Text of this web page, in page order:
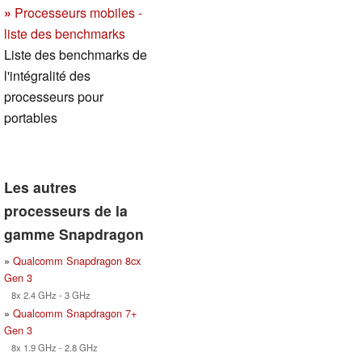
» Processeurs mobiles -
liste des benchmarks
Liste des benchmarks de
l'intégralité des
processeurs pour
portables
Les autres
processeurs de la
gamme Snapdragon
» Qualcomm Snapdragon 8cx
Gen 3
8x 2.4 GHz - 3 GHz
» Qualcomm Snapdragon 7+
Gen 3
8x 1.9 GHz - 2.8 GHz